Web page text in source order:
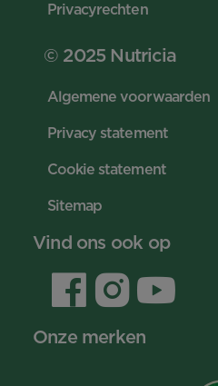
Privacyrechten
© 2025 Nutricia
Algemene voorwaarden
Privacy statement
Cookie statement
Sitemap
Vind ons ook op
Onze merken